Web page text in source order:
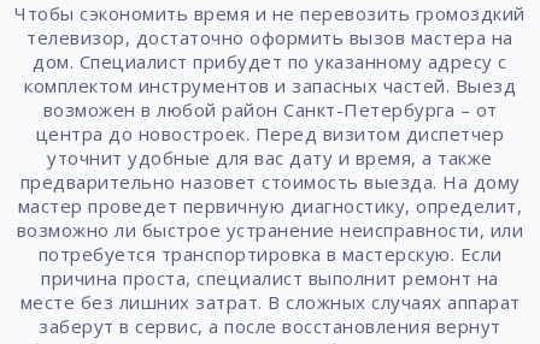
Чтобы сэкономить время и не перевозить громоздкий
телевизор, достаточно оформить вызов мастера на
дом. Специалист прибудет по указанному адресу с
комплектом инструментов и запасных частей. Выезд
возможен в любой район Санкт-Петербурга – от
центра до новостроек. Перед визитом диспетчер
уточнит удобные для вас дату и время, а также
предварительно назовет стоимость выезда. На дому
мастер проведет первичную диагностику, определит,
возможно ли быстрое устранение неисправности, или
потребуется транспортировка в мастерскую. Если
причина проста, специалист выполнит ремонт на
месте без лишних затрат. В сложных случаях аппарат
заберут в сервис, а после восстановления вернут